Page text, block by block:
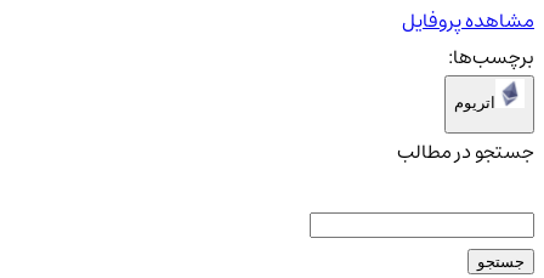
مشاهده پروفایل
برچسب‌ها:
اتریوم
جستجو در مطالب
جستجو